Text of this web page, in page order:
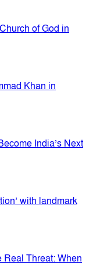
of God in
Khan in
India’s Next
with landmark
Real Threat: When